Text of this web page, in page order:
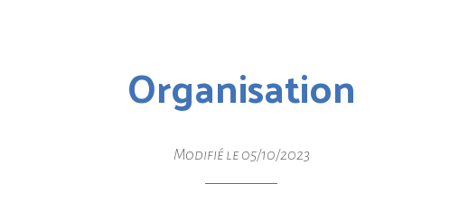
Organisation
Modifié le 05/10/2023